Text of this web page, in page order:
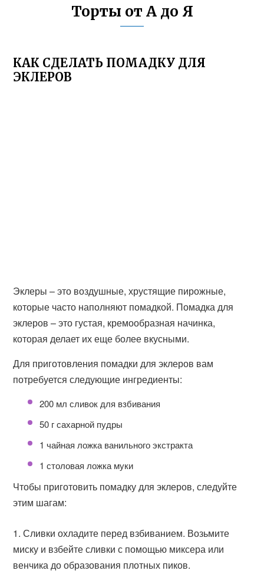
Торты от А до Я
КАК СДЕЛАТЬ ПОМАДКУ ДЛЯ
ЭКЛЕРОВ
Эклеры – это воздушные, хрустящие пирожные,
которые часто наполняют помадкой. Помадка для
эклеров – это густая, кремообразная начинка,
которая делает их еще более вкусными.
Для приготовления помадки для эклеров вам
потребуется следующие ингредиенты:
200 мл сливок для взбивания
50 г сахарной пудры
1 чайная ложка ванильного экстракта
1 столовая ложка муки
Чтобы приготовить помадку для эклеров, следуйте
этим шагам:
Сливки охладите перед взбиванием. Возьмите
миску и взбейте сливки с помощью миксера или
венчика до образования плотных пиков.